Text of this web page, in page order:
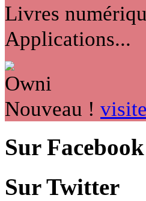
Livres
Applications...
Nouveau !
Sur Facebook
Sur Twitter